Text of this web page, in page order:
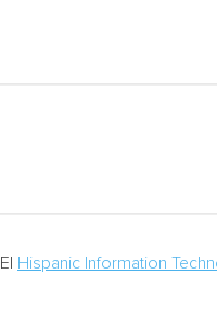
Hispanic Information